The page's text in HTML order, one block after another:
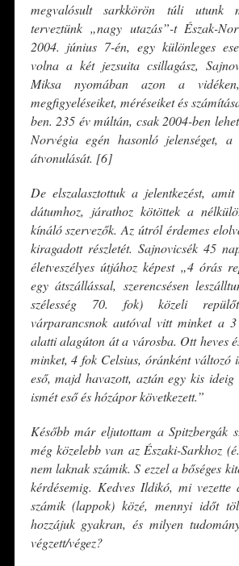
megvalósult sarkkörön túli utunk
terveztünk „nagy utazás”-t Észak-
2004. június 7-én, egy különleges
volna a két jezsuita csillagász,
Miksa nyomában azon a
megfigyeléseiket, méréseiket és
ben. 235 év múltán, csak 2004-ben
Norvégia egén hasonló jelenséget,
átvonulását. [6]
De elszalasztottuk a jelentkezést,
dátumhoz, járathoz kötöttek a
kínáló szervezők. Az útról érdemes
kiragadott részletét. Sajnovicsék 45
életveszélyes útjához képest „4 órás
egy átszállással, szerencsésen
szélesség 70. fok) közeli
várparancsnok autóval vitt minket a 3
alatti alagúton át a városba. Ott heves
minket, 4 fok Celsius, óránként változó
eső, majd havazott, aztán egy kis
ismét eső és hózápor következett.”
Később már eljutottam a Spitzbergák
még közelebb van az Északi-Sarkhoz
nem laknak számik. S ezzel a bőséges
kérdésemig. Kedves Ildikó, mi vezette
számik (lappok) közé, mennyi időt
hozzájuk gyakran, és milyen
végzett/végez?